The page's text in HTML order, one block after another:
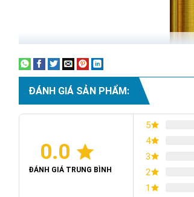
ĐÁNH GIÁ SẢN PHẨM:
0.0
ĐÁNH GIÁ TRUNG BÌNH
5
4
3
2
1